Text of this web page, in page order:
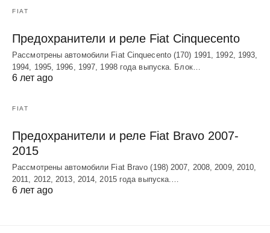
FIAT
Предохранители и реле Fiat Cinquecento
Рассмотрены автомобили Fiat Cinquecento (170) 1991, 1992, 1993,
1994, 1995, 1996, 1997, 1998 года выпуска. Блок…
6 лет ago
FIAT
Предохранители и реле Fiat Bravo 2007-
2015
Рассмотрены автомобили Fiat Bravo (198) 2007, 2008, 2009, 2010,
2011, 2012, 2013, 2014, 2015 года выпуска.…
6 лет ago